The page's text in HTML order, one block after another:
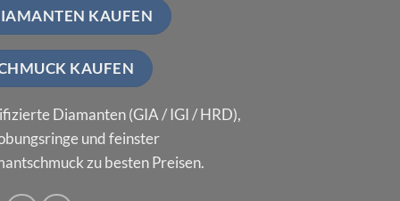
KAUFEN
KAUFEN
Diamanten (GIA / IGI / HRD),
und feinster
zu besten Preisen.